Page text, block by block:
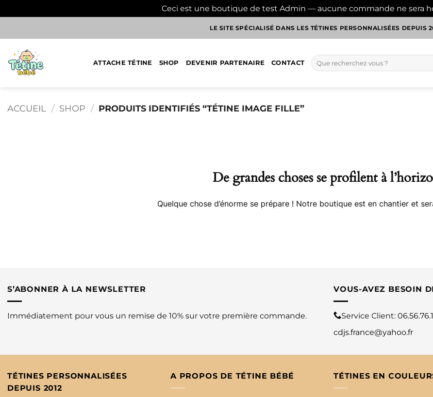
Ceci est une boutique de test Admin — aucune commande ne sera
LE SITE SPÉCIALISÉ DANS LES TÉTINES PERSONNALISÉES DEPUIS
ATTACHE TÉTINE SHOP DEVENIR PARTENAIRE CONTACT
Recherche
pour :
ACCUEIL / SHOP / PRODUITS IDENTIFIÉS “TÉTINE IMAGE FILLE”
De grandes choses se profilent à
Quelque chose d’énorme se prépare ! Notre boutique est en chantier et
S’ABONNER À LA NEWSLETTER
Immédiatement pour vous un remise de 10% sur votre première commande.
VOUS-AVEZ BESOIN
Service Client:
cdjs.france@yahoo.fr
TÉTINES PERSONNALISÉES
DEPUIS 2012
A PROPOS DE TÉTINE BÉBÉ TÉTINES EN